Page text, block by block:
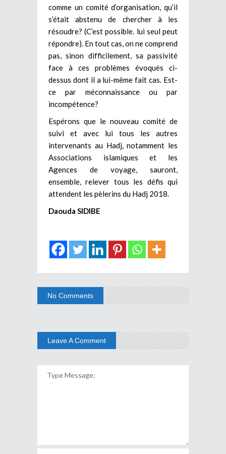
comme un comité d’organisation, qu’il
s’était abstenu de chercher à les
résoudre? (C’est possible. lui seul peut
répondre). En tout cas, on ne comprend
pas, sinon difficilement, sa passivité
face à ces problèmes évoqués ci-
dessus dont il a lui-même fait cas. Est-
ce par méconnaissance ou par
incompétence?
Espérons que le nouveau comité de
suivi et avec lui tous les autres
intervenants au Hadj, notamment les
Associations islamiques et les
Agences de voyage, sauront,
ensemble, relever tous les défis qui
attendent les pèlerins du Hadj 2018.
Daouda SIDIBE
No Comments
Leave A Comment